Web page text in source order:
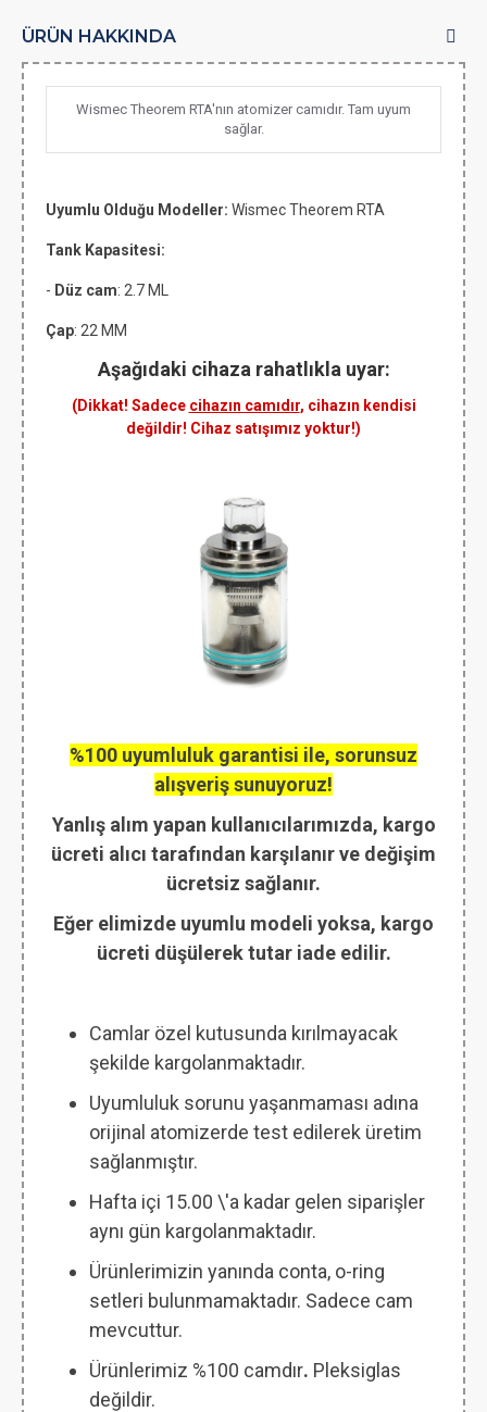
ÜRÜN HAKKINDA
Wismec Theorem RTA'nın atomizer camıdır. Tam uyum
sağlar.
Uyumlu Olduğu Modeller: Wismec Theorem RTA
Tank Kapasitesi:
- Düz cam: 2.7 ML
Çap: 22 MM
Aşağıdaki cihaza rahatlıkla uyar:
(Dikkat! Sadece cihazın camıdır, cihazın kendisi
değildir! Cihaz satışımız yoktur!)
%100 uyumluluk garantisi ile, sorunsuz
alışveriş sunuyoruz!
Yanlış alım yapan kullanıcılarımızda, kargo
ücreti alıcı tarafından karşılanır ve değişim
ücretsiz sağlanır.
Eğer elimizde uyumlu modeli yoksa, kargo
ücreti düşülerek tutar iade edilir.
Camlar özel kutusunda kırılmayacak
şekilde kargolanmaktadır.
Uyumluluk sorunu yaşanmaması adına
orijinal atomizerde test edilerek üretim
sağlanmıştır.
Hafta içi 15.00 \'a kadar gelen siparişler
aynı gün kargolanmaktadır.
Ürünlerimizin yanında conta, o-ring
setleri bulunmamaktadır. Sadece cam
mevcuttur.
Ürünlerimiz %100 camdır. Pleksiglas
değildir.